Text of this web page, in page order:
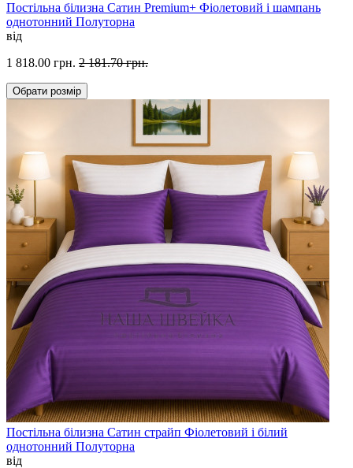
Постільна білизна Сатин Premium+ Фіолетовий і шампань
однотонний Полуторна
від
1 818.00 грн. 2 181.70 грн.
Обрати розмір
Постільна білизна Сатин страйп Фіолетовий і білий
однотонний Полуторна
від